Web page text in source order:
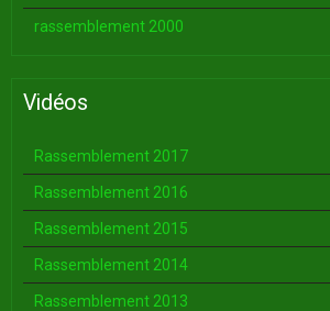
rassemblement 2000
Vidéos
Rassemblement 2017
Rassemblement 2016
Rassemblement 2015
Rassemblement 2014
Rassemblement 2013